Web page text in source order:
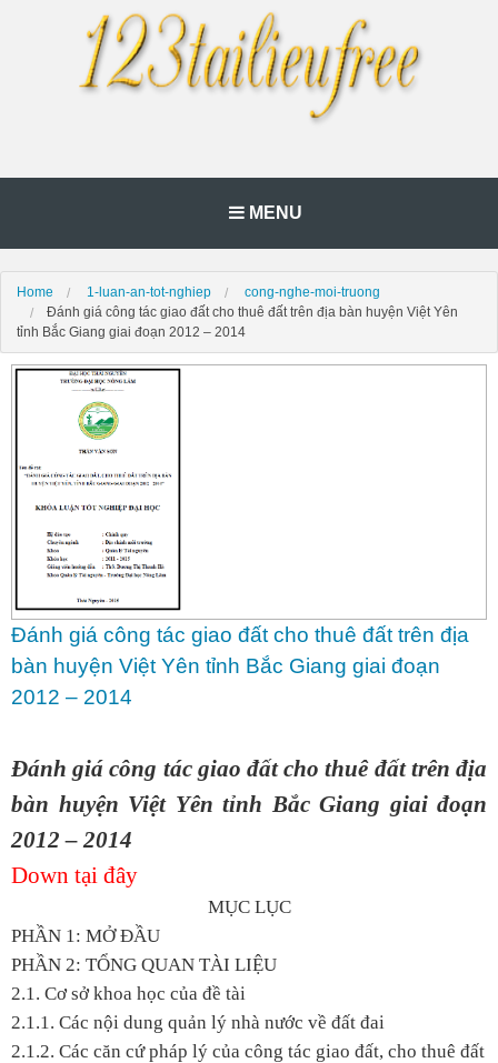
MENU
Home 1-luan-an-tot-nghiep
cong-nghe-moi-truong
Đánh giá công tác giao đất cho thuê đất trên địa bàn huyện Việt Yên
tỉnh Bắc Giang giai đoạn 2012 – 2014
Đánh giá công tác giao đất cho thuê đất trên địa
bàn huyện Việt Yên tỉnh Bắc Giang giai đoạn
2012 – 2014
Đánh giá công tác giao đất cho thuê đất trên địa
bàn huyện Việt Yên tỉnh Bắc Giang giai đoạn
2012 – 2014
Down tại đây
MỤC LỤC
PHẦN 1: MỞ ĐẦU
PHẦN 2: TỔNG QUAN TÀI LIỆU
2.1. Cơ sở khoa học của đề tài
2.1.1. Các nội dung quản lý nhà nước về đất đai
2.1.2. Các căn cứ pháp lý của công tác giao đất, cho thuê đất